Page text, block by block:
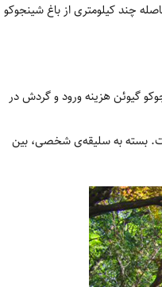
چند کیلومتری از باغ شینجوکو
گیوئن هزینه ورود و گردش در
باز است. بسته به سلیقه‌ی شخصی، بین